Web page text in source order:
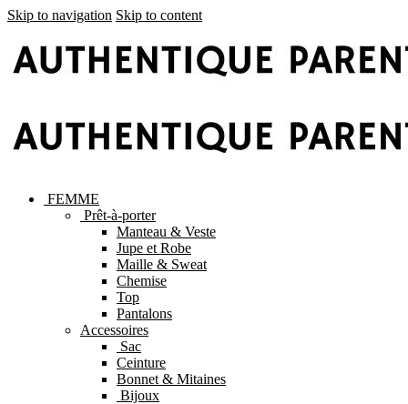
Skip to navigation Skip to content
FEMME
Prêt-à-porter
Manteau & Veste
Jupe et Robe
Maille & Sweat
Chemise
Top
Pantalons
Accessoires
Sac
Ceinture
Bonnet & Mitaines
Bijoux